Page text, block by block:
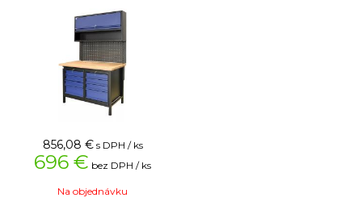
856,08 € s DPH / ks
696 € bez DPH / ks
Na objednávku